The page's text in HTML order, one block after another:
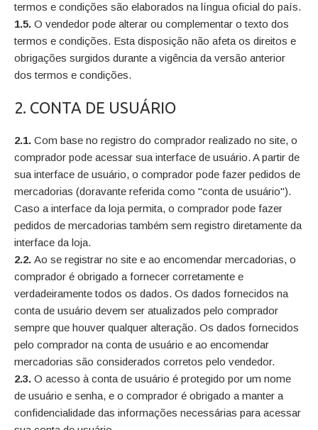
termos e condições são elaborados na língua oficial do país.
1.5.O vendedor pode alterar ou complementar o texto dos
termos e condições. Esta disposição não afeta os direitos e
obrigações surgidos durante a vigência da versão anterior
dos termos e condições.
2. CONTA DE USUÁRIO
2.1.Com base no registro do comprador realizado no site, o
comprador pode acessar sua interface de usuário. A partir de
sua interface de usuário, o comprador pode fazer pedidos de
mercadorias (doravante referida como "conta de usuário").
Caso a interface da loja permita, o comprador pode fazer
pedidos de mercadorias também sem registro diretamente da
interface da loja.
2.2.Ao se registrar no site e ao encomendar mercadorias, o
comprador é obrigado a fornecer corretamente e
verdadeiramente todos os dados. Os dados fornecidos na
conta de usuário devem ser atualizados pelo comprador
sempre que houver qualquer alteração. Os dados fornecidos
pelo comprador na conta de usuário e ao encomendar
mercadorias são considerados corretos pelo vendedor.
2.3.O acesso à conta de usuário é protegido por um nome
de usuário e senha, e o comprador é obrigado a manter a
confidencialidade das informações necessárias para acessar